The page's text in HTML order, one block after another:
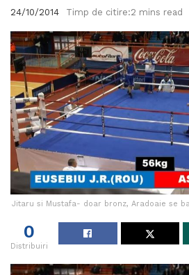
24/10/2014 Timp de citire:2 mins read
Jitaru si Mustafa- doar bronz, Aradoaie se
0
Distribuiri